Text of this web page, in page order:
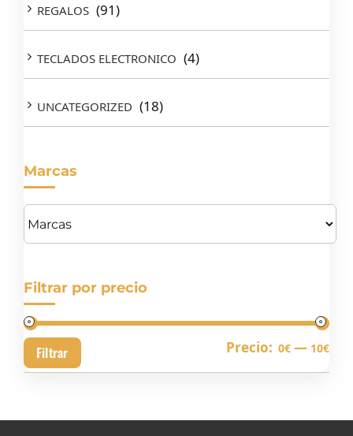
REGALOS (91)
TECLADOS ELECTRONICO (4)
UNCATEGORIZED (18)
Marcas
Filtrar por precio
Filtrar Precio: 0€ — 10€